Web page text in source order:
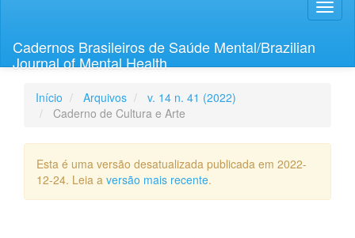
Lateral
Cadernos Brasileiros de Saúde Mental/Brazilian
Journal of Mental Health
Início Arquivos
v. 14 n. 41 (2022)
Caderno de Cultura e Arte
Esta é uma versão desatualizada publicada em 2022-
12-24. Leia a versão mais recente.